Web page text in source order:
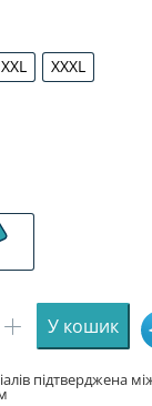
XXL
XXL
XXXL
XXXL
У кошик
підтверджена